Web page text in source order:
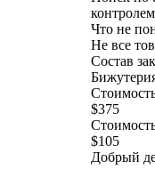
контролем
Что не
Не все
Состав
$375
$105
Добрый